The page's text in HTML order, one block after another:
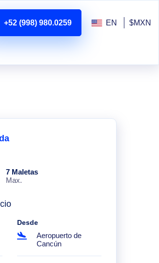
+52 (998) 980.0259 EN $MXN
7 Maletas
Max.
Desde
Aeropuerto de
Cancún